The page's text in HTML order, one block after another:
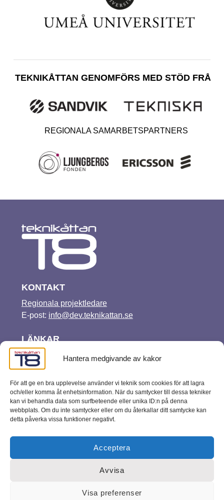
Hantera medgivande av kakor
För att ge en bra upplevelse använder vi teknik som cookies för att lagra
och/eller komma åt enhetsinformation. När du samtycker till dessa tekniker
kan vi behandla data som surfbeteende eller unika ID:n på denna
webbplats. Om du inte samtycker eller om du återkallar ditt samtycke kan
detta påverka vissa funktioner negativt.
Acceptera
Avvisa
Visa preferenser
TEKNIKÅTTAN GENOMFÖRS MED STÖD FRÅN
REGIONALA SAMARBETSPARTNERS
KONTAKT
Regionala projektledare
E-post: info@dev.teknikattan.se
LÄNKAR
Press
Hall of fame
Lektionstipset
FÖLJ OSS
Facebook InstagramYouTube